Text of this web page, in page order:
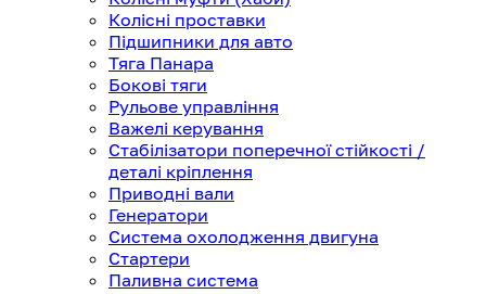
Колісні проставки
Підшипники для авто
Тяга Панара
Бокові тяги
Рульове управління
Важелі керування
Стабілізатори поперечної стійкості /
деталі кріплення
Приводні вали
Генератори
Система охолодження двигуна
Стартери
Паливна система